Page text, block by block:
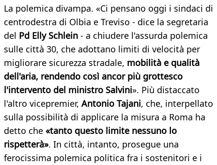
La polemica divampa. «Ci pensano oggi i sindaci di
centrodestra di Olbia e Treviso - dice la segretaria
del Pd Elly Schlein - a chiudere l'assurda polemica
sulle città 30, che adottano limiti di velocità per
migliorare sicurezza stradale, mobilità e qualità
dell'aria, rendendo così ancor più grottesco
l'intervento del ministro Salvini». Più distaccato
l'altro vicepremier, Antonio Tajani, che, interpellato
sulla possibilità di applicare la misura a Roma ha
detto che «tanto questo limite nessuno lo
rispetterà». In città, intanto, prosegue una
ferocissima polemica politica fra i sostenitori e i